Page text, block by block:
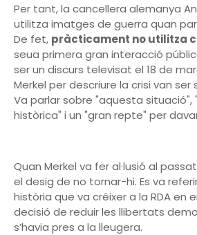
Per tant, la cancellera alemanya
utilitza imatges de guerra quan
De fet, pràcticament no utilitza
seua primera gran interacció
ser un discurs televisat el 18 de
Merkel per descriure la crisi van ser
Va parlar sobre "aquesta situació",
històrica" ​​i un "gran repte" per
Quan Merkel va fer al·lusió al
el desig de no tornar-hi. Es va
història que va créixer a la RDA en
decisió de reduir les llibertats
s’havia pres a la lleugera.